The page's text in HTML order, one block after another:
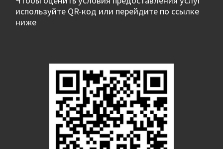
используйте QR-код или перейдите по ссылке
ниже